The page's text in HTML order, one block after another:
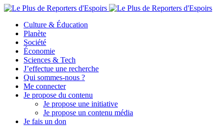
Culture & Éducation
Planète
Société
Économie
Sciences & Tech
J’effectue une recherche
Qui sommes-nous ?
Me connecter
Je propose du contenu
Je propose une initiative
Je propose un contenu média
Je fais un don